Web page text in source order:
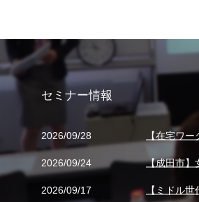
セミナー情報
2026/09/28 【在宅ワ
2026/09/24 【成田市】
2026/09/17 【ミドル